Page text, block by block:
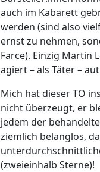
auch im Kabarett
werden (sind also
ernst zu nehmen,
Farce). Einzig Martin
agiert – als Täter –
Mich hat dieser TO
nicht überzeugt, er
jedem der
ziemlich belanglos,
(zweieinhalb Sterne)!